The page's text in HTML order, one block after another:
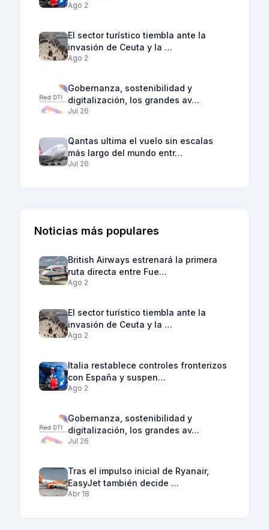
Ago 2
El sector turístico tiembla ante la
invasión de Ceuta y la …
Ago 2
Gobernanza, sostenibilidad y
digitalización, los grandes av…
Jul 26
Qantas ultima el vuelo sin escalas
más largo del mundo entr…
Jul 26
Noticias más populares
British Airways estrenará la primera
ruta directa entre Fue…
Ago 2
El sector turístico tiembla ante la
invasión de Ceuta y la …
Ago 2
Italia restablece controles fronterizos
con España y suspen…
Ago 2
Gobernanza, sostenibilidad y
digitalización, los grandes av…
Jul 26
Tras el impulso inicial de Ryanair,
EasyJet también decide …
Abr 18